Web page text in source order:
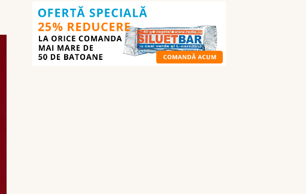
culturism:
ce
să
mănânci